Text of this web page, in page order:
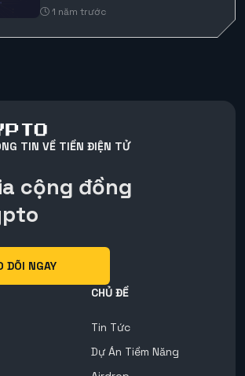
1 năm trước
TIN VỀ TIỀN ĐIỆN TỬ
cộng đồng
DÕI NGAY
CHỦ ĐỀ
Tin Tức
Dự Án Tiềm Năng